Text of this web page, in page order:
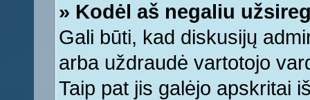
» Kodėl aš negaliu
Gali būti, kad diskusijų
arba uždraudė vartotojo
Taip pat jis galėjo apskritai